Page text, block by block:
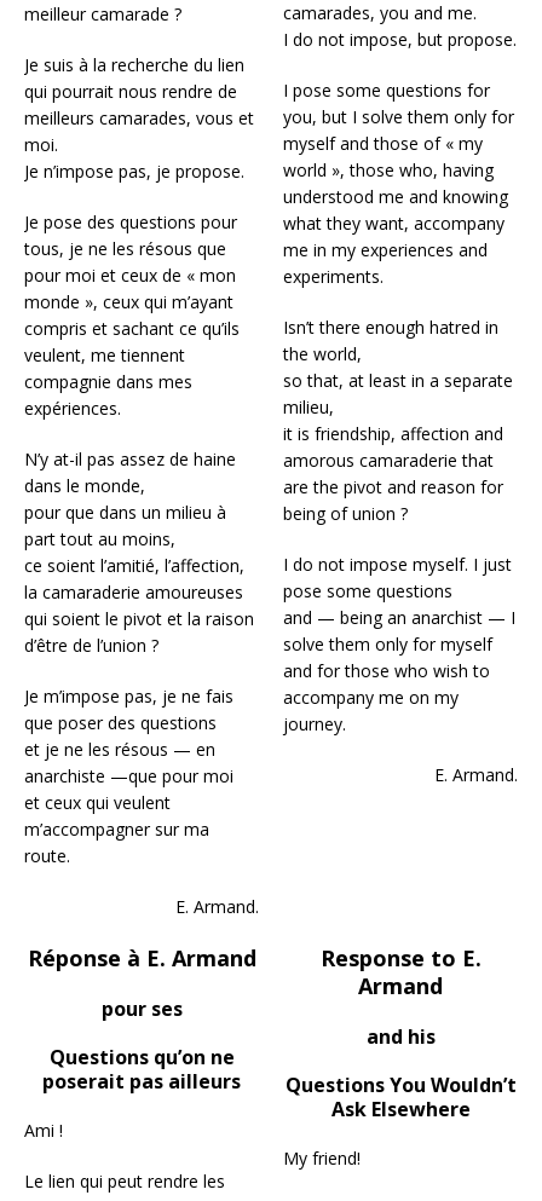
meilleur camarade ?
Je suis à la recherche du lien
qui pourrait nous rendre de
meilleurs camarades, vous et
moi.
Je n’impose pas, je propose.
Je pose des questions pour
tous, je ne les résous que
pour moi et ceux de « mon
monde », ceux qui m’ayant
compris et sachant ce qu’ils
veulent, me tiennent
compagnie dans mes
expériences.
N’y at-il pas assez de haine
dans le monde,
pour que dans un milieu à
part tout au moins,
ce soient l’amitié, l’affection,
la camaraderie amoureuses
qui soient le pivot et la raison
d’être de l’union ?
Je m’impose pas, je ne fais
que poser des questions
et je ne les résous — en
anarchiste —que pour moi
et ceux qui veulent
m’accompagner sur ma
route.
E. Armand.
camarades, you and me.
I do not impose, but propose.
I pose some questions for
you, but I solve them only for
myself and those of « my
world », those who, having
understood me and knowing
what they want, accompany
me in my experiences and
experiments.
Isn’t there enough hatred in
the world,
so that, at least in a separate
milieu,
it is friendship, affection and
amorous camaraderie that
are the pivot and reason for
being of union ?
I do not impose myself. I just
pose some questions
and — being an anarchist — I
solve them only for myself
and for those who wish to
accompany me on my
journey.
E. Armand.
Réponse à E. Armand
pour ses
Questions qu’on ne
poserait pas ailleurs
Ami !
Le lien qui peut rendre les
Response to E.
Armand
and his
Questions You Wouldn’t
Ask Elsewhere
My friend!